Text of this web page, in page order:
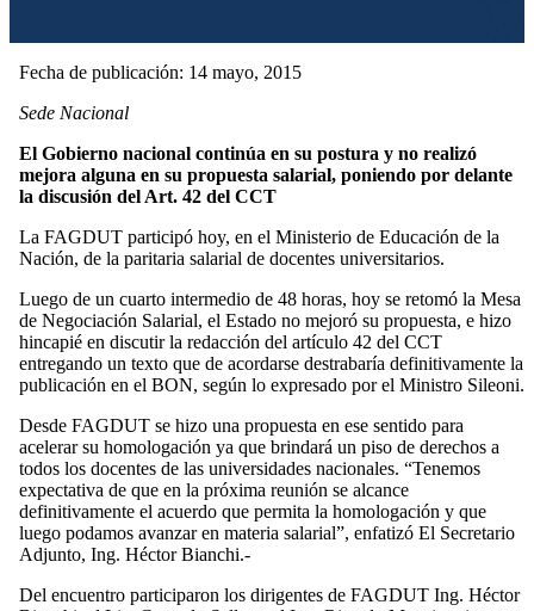
Fecha de publicación: 14 mayo, 2015
Sede Nacional
El Gobierno nacional continúa en su postura y no realizó
mejora alguna en su propuesta salarial, poniendo por delante
la discusión del Art. 42 del CCT
La FAGDUT participó hoy, en el Ministerio de Educación de la
Nación, de la paritaria salarial de docentes universitarios.
Luego de un cuarto intermedio de 48 horas, hoy se retomó la Mesa
de Negociación Salarial, el Estado no mejoró su propuesta, e hizo
hincapié en discutir la redacción del artículo 42 del CCT
entregando un texto que de acordarse destrabaría definitivamente la
publicación en el BON, según lo expresado por el Ministro Sileoni.
Desde FAGDUT se hizo una propuesta en ese sentido para
acelerar su homologación ya que brindará un piso de derechos a
todos los docentes de las universidades nacionales. “Tenemos
expectativa de que en la próxima reunión se alcance
definitivamente el acuerdo que permita la homologación y que
luego podamos avanzar en materia salarial”, enfatizó El Secretario
Adjunto, Ing. Héctor Bianchi.-
Del encuentro participaron los dirigentes de FAGDUT Ing. Héctor